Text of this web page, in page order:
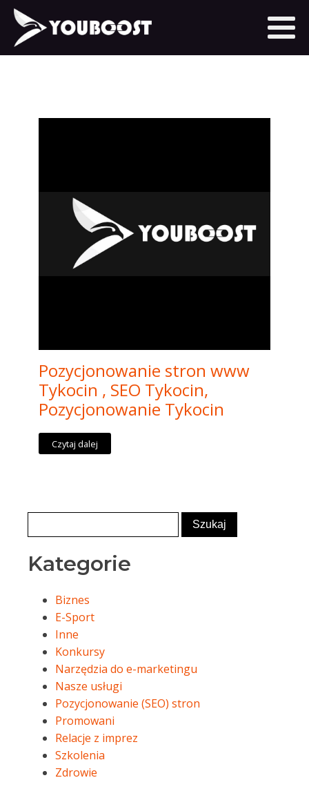
Pozycjonowanie stron www
Tykocin , SEO Tykocin,
Pozycjonowanie Tykocin
Czytaj dalej
Kategorie
Biznes
E-Sport
Inne
Konkursy
Narzędzia do e-marketingu
Nasze usługi
Pozycjonowanie (SEO) stron
Promowani
Relacje z imprez
Szkolenia
Zdrowie